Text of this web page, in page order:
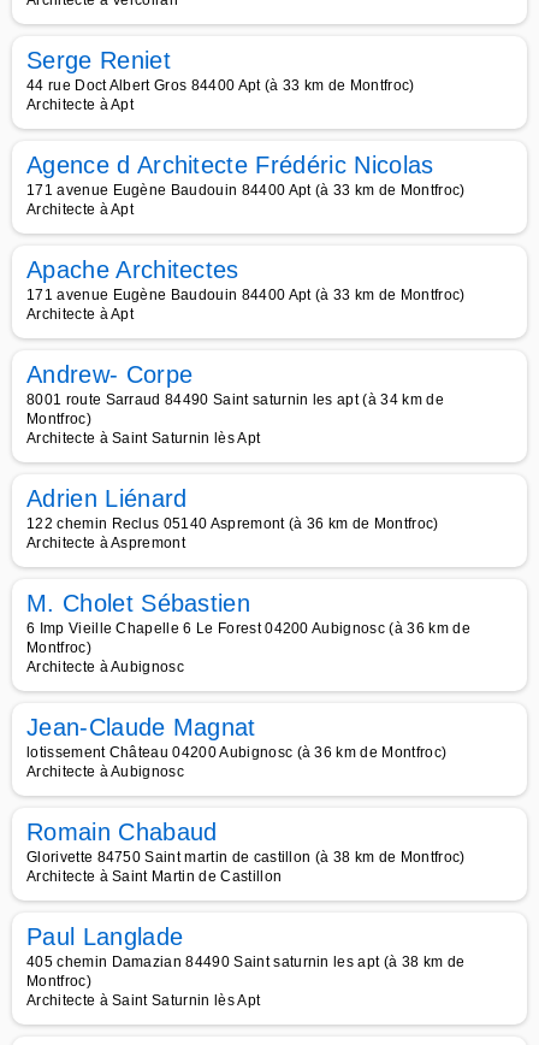
Serge Reniet
44 rue Doct Albert Gros 84400 Apt (à 33 km de Montfroc)
Architecte à Apt
Agence d Architecte Frédéric Nicolas
171 avenue Eugène Baudouin 84400 Apt (à 33 km de Montfroc)
Architecte à Apt
Apache Architectes
171 avenue Eugène Baudouin 84400 Apt (à 33 km de Montfroc)
Architecte à Apt
Andrew- Corpe
8001 route Sarraud 84490 Saint saturnin les apt (à 34 km de
Montfroc)
Architecte à Saint Saturnin lès Apt
Adrien Liénard
122 chemin Reclus 05140 Aspremont (à 36 km de Montfroc)
Architecte à Aspremont
M. Cholet Sébastien
6 Imp Vieille Chapelle 6 Le Forest 04200 Aubignosc (à 36 km de
Montfroc)
Architecte à Aubignosc
Jean-Claude Magnat
lotissement Château 04200 Aubignosc (à 36 km de Montfroc)
Architecte à Aubignosc
Romain Chabaud
Glorivette 84750 Saint martin de castillon (à 38 km de Montfroc)
Architecte à Saint Martin de Castillon
Paul Langlade
405 chemin Damazian 84490 Saint saturnin les apt (à 38 km de
Montfroc)
Architecte à Saint Saturnin lès Apt